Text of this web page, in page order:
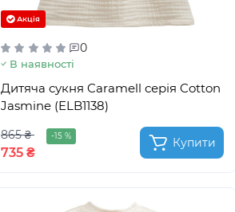
Акція
0
В наявності
Дитяча сукня Caramell серія Cotton
Jasmine (ELB1138)
865 ₴ -15 %
735 ₴
Купити